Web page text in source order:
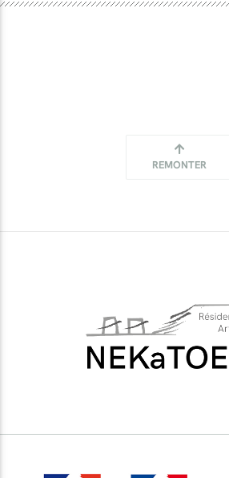
REMONTER